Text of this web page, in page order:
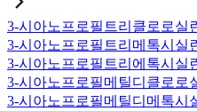
3-시아노프로필트리클로로실
3-시아노프로필트리메톡시실
3-시아노프로필트리에톡시실
3-시아노프로필메틸디클로로
3-시아노프로필메틸디메톡시